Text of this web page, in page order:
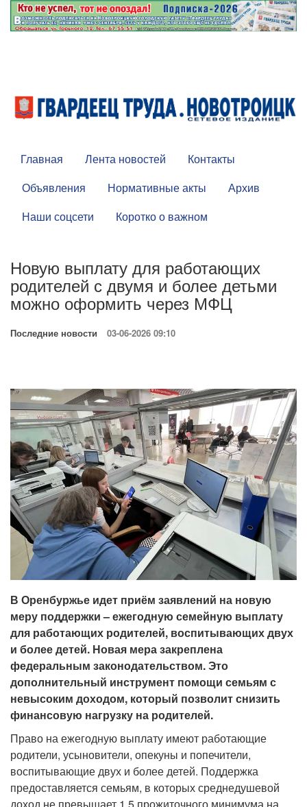
Главная Лента новостей
Контакты
Объявления
Нормативные акты
Архив
Наши соцсети
Коротко о важном
Новую выплату для работающих
родителей с двумя и более детьми
можно оформить через МФЦ
Последние новости 03-06-2026 09:10
В Оренбуржье идет приём заявлений на новую
меру поддержки – ежегодную семейную выплату
для работающих родителей, воспитывающих двух
и более детей. Новая мера закреплена
федеральным законодательством. Это
дополнительный инструмент помощи семьям с
невысоким доходом, который позволит снизить
финансовую нагрузку на родителей.
Право на ежегодную выплату имеют работающие
родители, усыновители, опекуны и попечители,
воспитывающие двух и более детей. Поддержка
предоставляется семьям, в которых среднедушевой